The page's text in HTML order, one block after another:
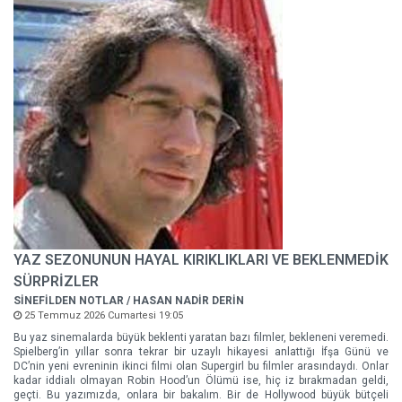
YAZ SEZONUNUN HAYAL KIRIKLIKLARI VE BEKLENMEDİK
SÜRPRİZLER
SİNEFİLDEN NOTLAR / HASAN NADİR DERİN
25 Temmuz 2026 Cumartesi 19:05
Bu yaz sinemalarda büyük beklenti yaratan bazı filmler, bekleneni veremedi.
Spielberg’in yıllar sonra tekrar bir uzaylı hikayesi anlattığı İfşa Günü ve
DC’nin yeni evreninin ikinci filmi olan Supergirl bu filmler arasındaydı. Onlar
kadar iddialı olmayan Robin Hood’un Ölümü ise, hiç iz bırakmadan geldi,
geçti. Bu yazımızda, onlara bir bakalım. Bir de Hollywood büyük bütçeli